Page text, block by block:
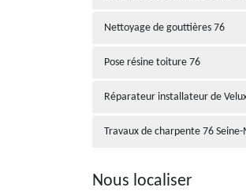
Nettoyage de gouttières 76
Pose résine toiture 76
Réparateur installateur de
Travaux de charpente 76
Nous localiser